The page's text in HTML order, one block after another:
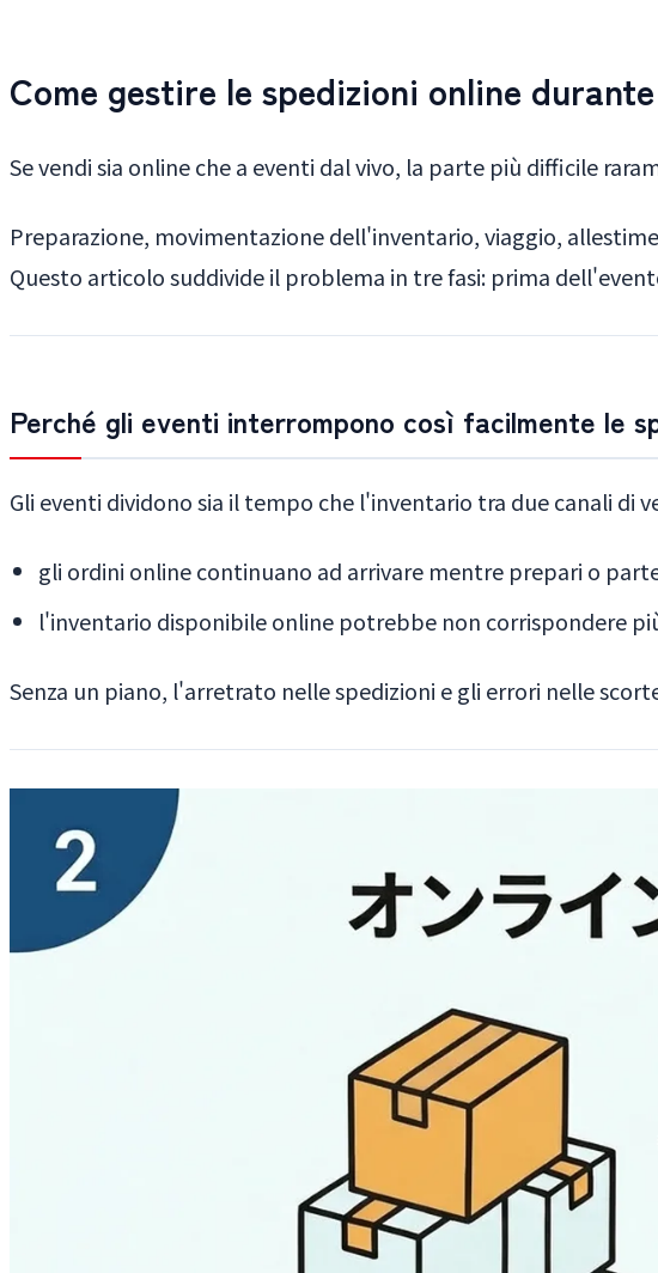
Come gestire le spedizioni online
Se vendi sia online che a eventi dal vivo, la parte più difficile
Preparazione, movimentazione dell'inventario, viaggio,
Questo articolo suddivide il problema in tre fasi: prima
Perché gli eventi interrompono così facilmente le
Gli eventi dividono sia il tempo che l'inventario tra due canali di
gli ordini online continuano ad arrivare mentre prepari o
l'inventario disponibile online potrebbe non corrispondere
Senza un piano, l'arretrato nelle spedizioni e gli errori nelle